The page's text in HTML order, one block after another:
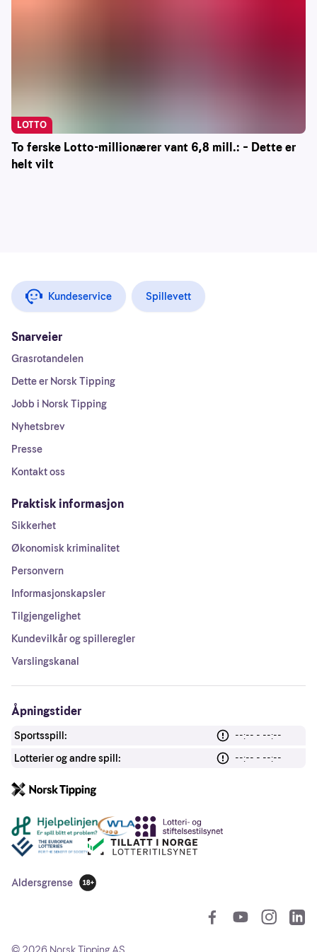
To ferske Lotto-millionærer vant 6,8 mill.: – Dette er
helt vilt
LOTTO
Kundeservice Spillevett
Snarveier
Grasrotandelen
Dette er Norsk Tipping
Jobb i Norsk Tipping
Nyhetsbrev
Presse
Kontakt oss
Praktisk informasjon
Sikkerhet
Økonomisk kriminalitet
Personvern
Informasjonskapsler
Tilgjengelighet
Kundevilkår og spilleregler
Varslingskanal
Åpningstider
Sportsspill:
--:-- - --:--
Lotterier og andre spill:
--:-- - --:--
Andre lenker
Aldersgrense
18 år